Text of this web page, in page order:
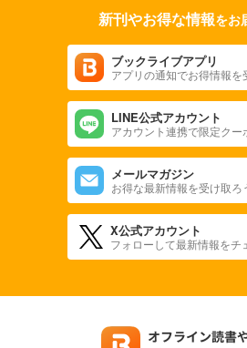
新刊やお得な情報をお
ブックライブアプリ
アプリの通知でお得情報を
LINE公式アカウント
アカウント連携で限定クー
メールマガジン
お得な最新情報を受け取ろ
X公式アカウント
フォローして最新情報をチ